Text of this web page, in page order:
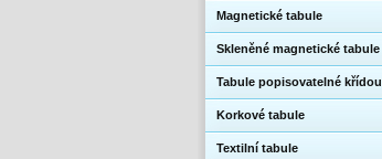
Magnetické tabule
Skleněné magnetické tabule
Tabule popisovatelné křídou
Korkové tabule
Textilní tabule